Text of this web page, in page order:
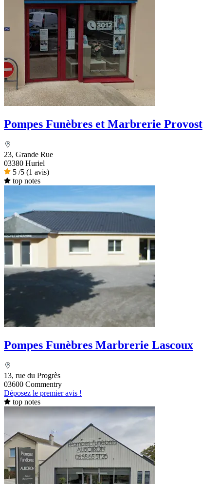
Pompes Funèbres et Marbrerie Provost
23, Grande Rue
03380 Huriel
5 /5 (1 avis)
top notes
Pompes Funèbres Marbrerie Lascoux
13, rue du Progrès
03600 Commentry
Déposez le premier avis !
top notes